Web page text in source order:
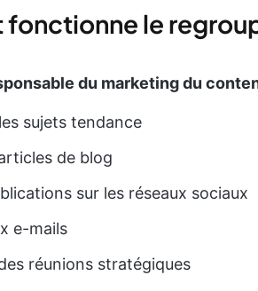
le
du marketing du
sujets tendance
de blog
sur les réseaux sociaux
e-mails
réunions stratégiques